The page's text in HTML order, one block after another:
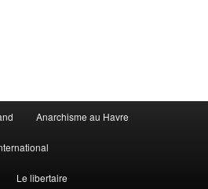
Anarchisme au Havre
Le libertaire